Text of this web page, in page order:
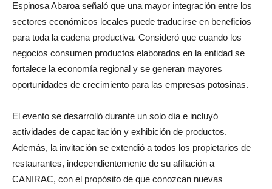
Espinosa Abaroa señaló que una mayor integración entre los
sectores económicos locales puede traducirse en beneficios
para toda la cadena productiva. Consideró que cuando los
negocios consumen productos elaborados en la entidad se
fortalece la economía regional y se generan mayores
oportunidades de crecimiento para las empresas potosinas.
El evento se desarrolló durante un solo día e incluyó
actividades de capacitación y exhibición de productos.
Además, la invitación se extendió a todos los propietarios de
restaurantes, independientemente de su afiliación a
CANIRAC, con el propósito de que conozcan nuevas